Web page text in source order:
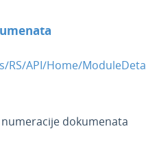
RS/API/Home/
dokumenata